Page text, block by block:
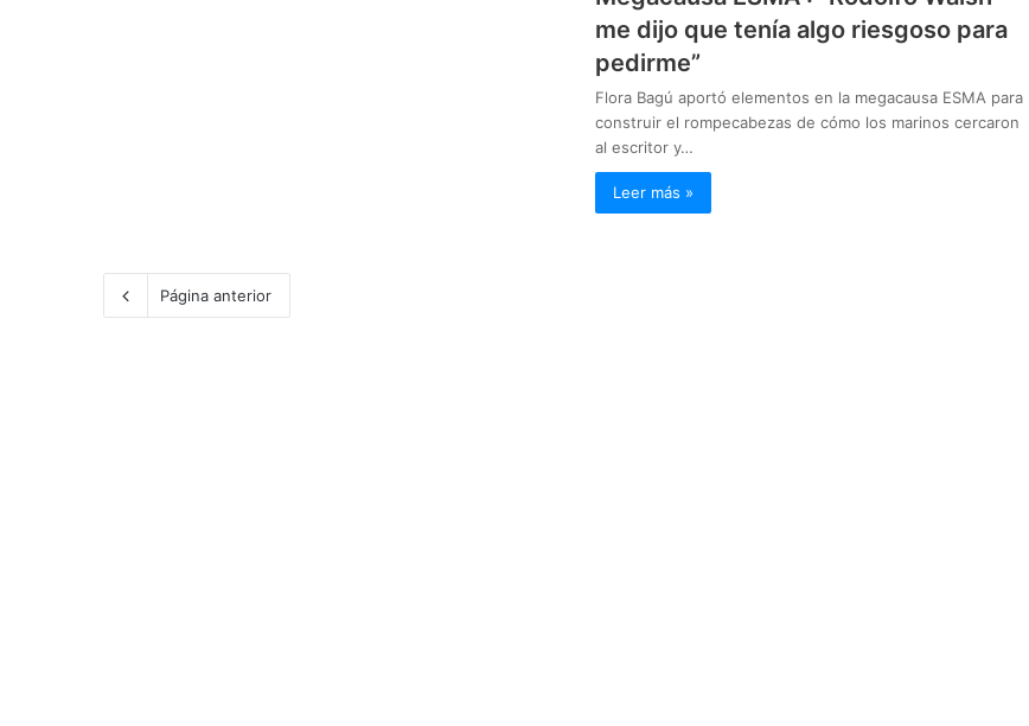
me dijo que tenía algo riesgoso para
pedirme”
Flora Bagú aportó elementos en la megacausa ESMA para
construir el rompecabezas de cómo los marinos cercaron
al escritor y…
Leer más »
Página anterior